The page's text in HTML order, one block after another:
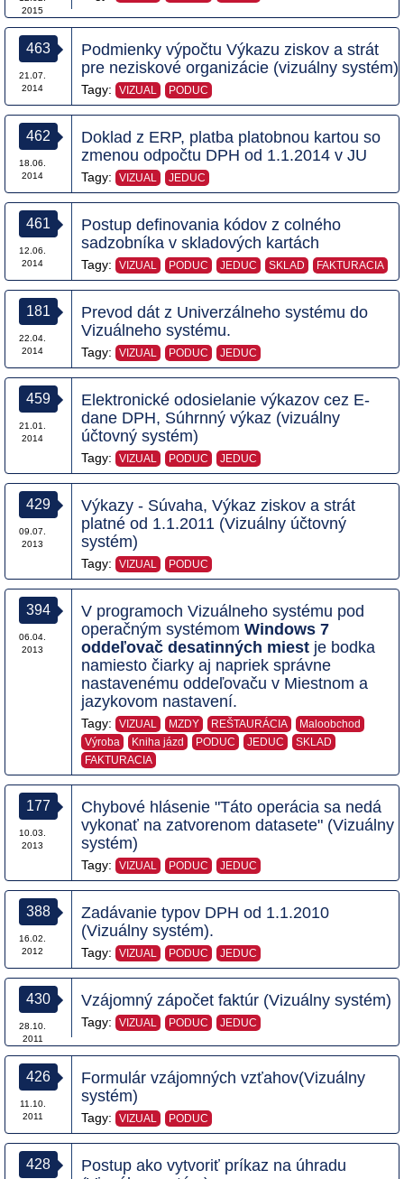
2015
463
21.07.
2014
Podmienky výpočtu Výkazu ziskov a strát
pre neziskové organizácie (vizuálny systém)
Tagy: VIZUAL PODUC
462
18.06.
2014
Doklad z ERP, platba platobnou kartou so
zmenou odpočtu DPH od 1.1.2014 v JU
Tagy: VIZUAL JEDUC
461
12.06.
2014
Postup definovania kódov z colného
sadzobníka v skladových kartách
Tagy: VIZUAL PODUC JEDUC SKLAD FAKTURACIA
181
22.04.
2014
Prevod dát z Univerzálneho systému do
Vizuálneho systému.
Tagy: VIZUAL PODUC JEDUC
459
21.01.
2014
Elektronické odosielanie výkazov cez E-
dane DPH, Súhrnný výkaz (vizuálny
účtovný systém)
Tagy: VIZUAL PODUC JEDUC
429
09.07.
2013
Výkazy - Súvaha, Výkaz ziskov a strát
platné od 1.1.2011 (Vizuálny účtovný
systém)
Tagy: VIZUAL PODUC
394
06.04.
2013
V programoch Vizuálneho systému pod
operačným systémom Windows 7
oddeľovač desatinných miestje bodka
namiesto čiarky aj napriek správne
nastavenému oddeľovaču v Miestnom a
jazykovom nastavení.
Tagy: VIZUAL MZDY REŠTAURÁCIA
Maloobchod
Výroba
Kniha jázd PODUC JEDUC
SKLAD
FAKTURACIA
177
10.03.
2013
Chybové hlásenie "Táto operácia sa nedá
vykonať na zatvorenom datasete" (Vizuálny
systém)
Tagy: VIZUAL PODUC JEDUC
388
16.02.
2012
Zadávanie typov DPH od 1.1.2010
(Vizuálny systém).
Tagy: VIZUAL PODUC JEDUC
430
28.10.
2011
Vzájomný zápočet faktúr (Vizuálny systém)
Tagy: VIZUAL PODUC JEDUC
426
11.10.
2011
Formulár vzájomných vzťahov(Vizuálny
systém)
Tagy: VIZUAL PODUC
428
Postup ako vytvoriť príkaz na úhradu